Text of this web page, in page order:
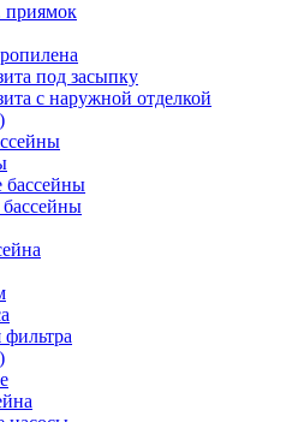
приямок
под засыпку
с наружной отделкой
бассейны